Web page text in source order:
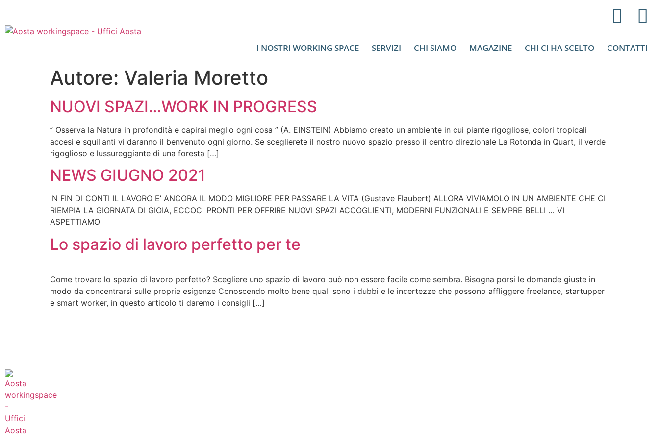
I NOSTRI WORKING SPACE SERVIZI CHI SIAMO MAGAZINE CHI CI HA SCELTO CONTATTI
Autore: Valeria Moretto
NUOVI SPAZI…WORK IN PROGRESS
” Osserva la Natura in profondità e capirai meglio ogni cosa ” (A. EINSTEIN) Abbiamo creato un ambiente in cui piante rigogliose, colori tropicali
accesi e squillanti vi daranno il benvenuto ogni giorno. Se sceglierete il nostro nuovo spazio presso il centro direzionale La Rotonda in Quart, il verde
rigoglioso e lussureggiante di una foresta […]
NEWS GIUGNO 2021
IN FIN DI CONTI IL LAVORO E’ ANCORA IL MODO MIGLIORE PER PASSARE LA VITA (Gustave Flaubert) ALLORA VIVIAMOLO IN UN AMBIENTE CHE CI
RIEMPIA LA GIORNATA DI GIOIA, ECCOCI PRONTI PER OFFRIRE NUOVI SPAZI ACCOGLIENTI, MODERNI FUNZIONALI E SEMPRE BELLI … VI
ASPETTIAMO
Lo spazio di lavoro perfetto per te
Come trovare lo spazio di lavoro perfetto? Scegliere uno spazio di lavoro può non essere facile come sembra. Bisogna porsi le domande giuste in
modo da concentrarsi sulle proprie esigenze Conoscendo molto bene quali sono i dubbi e le incertezze che possono affliggere freelance, startupper
e smart worker, in questo articolo ti daremo i consigli […]